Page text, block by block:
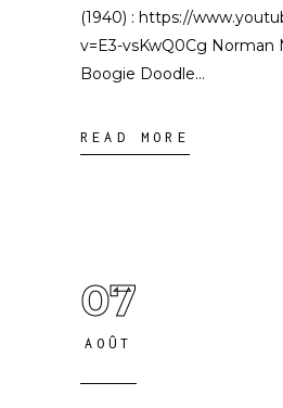
(1940) : https://
v=E3-vsKwQ0Cg Norman
Boogie Doodle
READ MORE
07
AOÛT